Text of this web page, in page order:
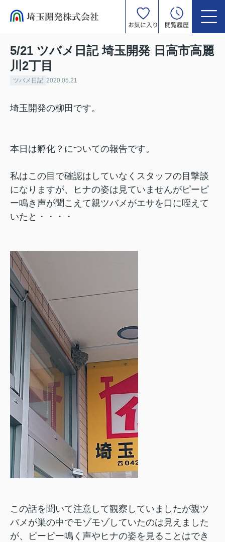
お気に入り 閲覧履歴
5/21 ツバメ日記 埼玉開発 日高市高麗
川2丁目
ツバメ日記 2020.05.21
埼玉開発の柳田です。
本日は孵化？についての報告です。
私はこの目で確認はしていなくスタッフの目撃談
になりますが、ヒナの姿は見ていませんがピーピ
ー鳴き声が聞こえて親ツバメがエサを口に咥えて
いたと・・・・
この話を聞いて注意して観察していましたが親ツ
バメが巣の中でモゾモゾしていたのは見えました
が、ピーピー鳴く声やヒナの姿を見ることはでき